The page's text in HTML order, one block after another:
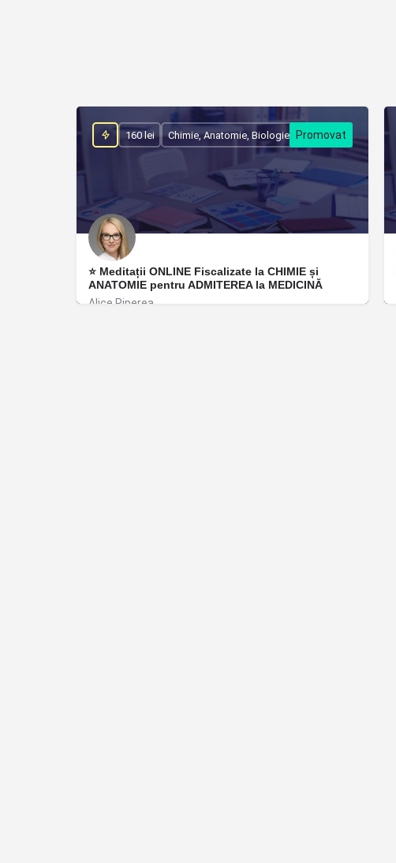
⭐ Meditații ONLINE Fiscalizate la CHIMIE și
ANATOMIE pentru ADMITEREA la MEDICINĂ
Alice Piperea
160 lei Chimie, Anatomie, Biologie, Medicină